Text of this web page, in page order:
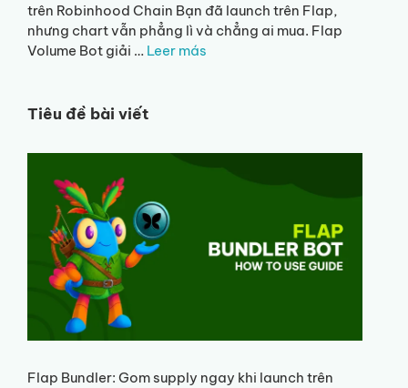
trên Robinhood Chain Bạn đã launch trên Flap,
nhưng chart vẫn phẳng lì và chẳng ai mua. Flap
Volume Bot giải … Leer más
Tiêu đề bài viết
Flap Bundler: Gom supply ngay khi launch trên